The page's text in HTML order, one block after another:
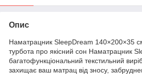
Опис
Наматрацник SleepDream 140×200×35
турбота про якісний сон Наматрацник
багатофункціональний текстильний
захищає ваш матрац від зносу,